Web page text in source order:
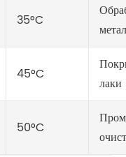
35°C
45°C
лаки
50°C